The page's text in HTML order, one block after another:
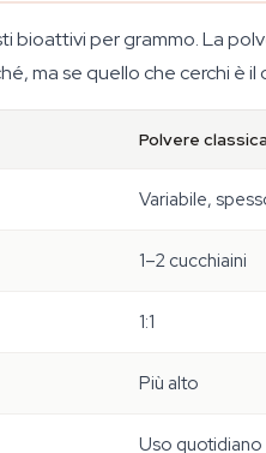
bioattivi per grammo. La
ma se quello che cerchi
Polvere classica
Variabile,
1–2 cucchiaini
1:1
Più alto
Uso